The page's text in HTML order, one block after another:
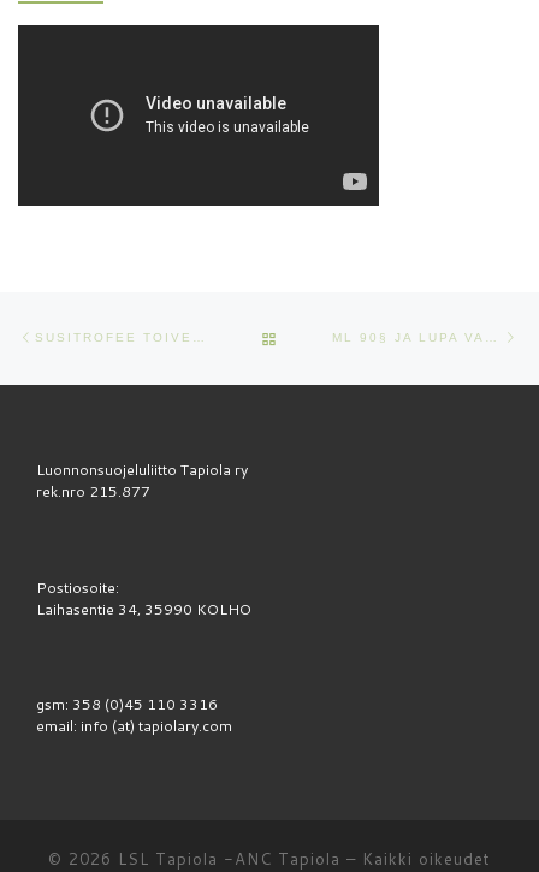
Artikkelien navigointi
Edellinen ARTIKKELISIVULLE
Luonnonsuojeluliitto Tapiola ry
rek.nro 215.877
Postiosoite:
Laihasentie 34, 35990 KOLHO
gsm: 358 (0)45 110 3316
email: info (at) tapiolary.com
© 2026 LSL Tapiola -ANC Tapiola – Kaikki oikeudet